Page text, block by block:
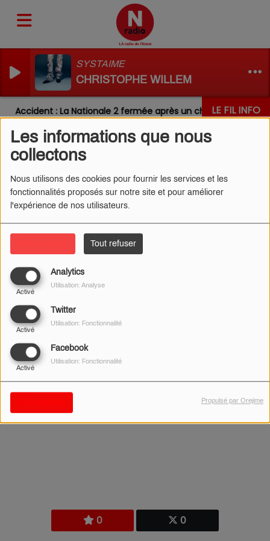
Les informations que nous
collectons
Nous utilisons des cookies pour fournir les services et les
fonctionnalités proposés sur notre site et pour améliorer
l'expérience de nos utilisateurs.
Tout refuser
Analytics
Activé
Utilisation: Analyse
Twitter
Activé
Utilisation: Fonctionnalité
Facebook
Activé
Utilisation: Fonctionnalité
Propulsé par Orejime
SYSTAIME
CHRISTOPHE WILLEM
LE FIL INFO
Accident : La Nationale 2 fermée après un choc entre deux
IMAGINE DRAGONS -
WAVES
0 0
19 JUIN 2023 -
.